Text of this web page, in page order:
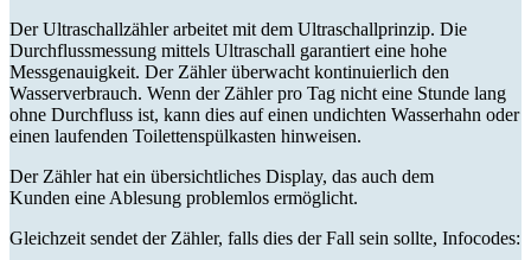
Der Ultraschallzähler arbeitet mit dem Ultraschallprinzip. Die
Durchflussmessung mittels Ultraschall garantiert eine hohe
Messgenauigkeit. Der Zähler überwacht kontinuierlich den
Wasserverbrauch. Wenn der Zähler pro Tag nicht eine Stunde lang
ohne Durchfluss ist, kann dies auf einen undichten Wasserhahn oder
einen laufenden Toilettenspülkasten hinweisen.
Der Zähler hat ein übersichtliches Display, das auch dem
Kunden eine Ablesung problemlos ermöglicht.
Gleichzeit sendet der Zähler, falls dies der Fall sein sollte, Infocodes: